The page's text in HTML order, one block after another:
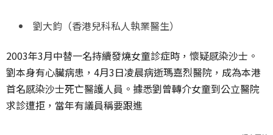
劉大鈞（香港兒科私人執業醫生）
2003年3月中替一名持續發燒女童診症時，懷疑感染沙士。
劉本身有心臟病患，4月3日凌晨病逝瑪嘉烈醫院，成為本港
首名感染沙士死亡醫護人員。據悉劉曾轉介女童到公立醫院
求診遭拒，當年有議員稱要跟進